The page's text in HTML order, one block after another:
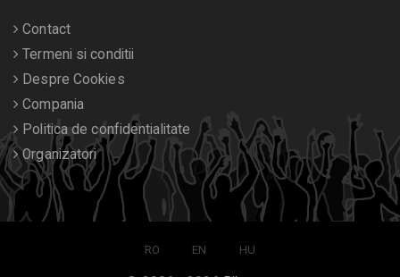
Contact
Termeni si conditii
Despre Cookies
Compania
Politica de confidentialitate
Organizatori
RO EN HU